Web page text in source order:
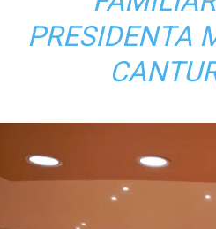
PRESIDENTA